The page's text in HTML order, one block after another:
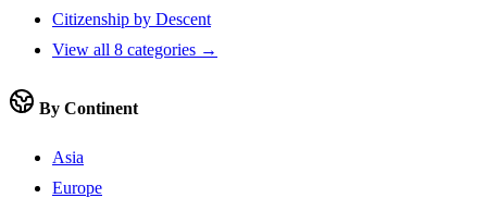
Citizenship by Descent
View all 8 categories →
By Continent
Asia
Europe